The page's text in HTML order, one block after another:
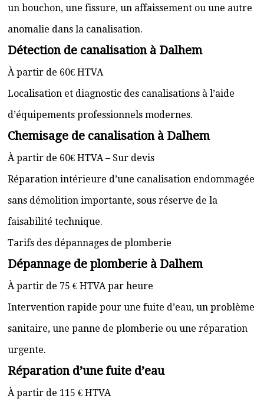
un bouchon, une fissure, un affaissement ou une autre
anomalie dans la canalisation.
Détection de canalisation à Dalhem
À partir de 60€ HTVA
Localisation et diagnostic des canalisations à l’aide
d’équipements professionnels modernes.
Chemisage de canalisation à Dalhem
À partir de 60€ HTVA – Sur devis
Réparation intérieure d’une canalisation endommagée
sans démolition importante, sous réserve de la
faisabilité technique.
Tarifs des dépannages de plomberie
Dépannage de plomberie à Dalhem
À partir de 75 € HTVA par heure
Intervention rapide pour une fuite d’eau, un problème
sanitaire, une panne de plomberie ou une réparation
urgente.
Réparation d’une fuite d’eau
À partir de 115 € HTVA